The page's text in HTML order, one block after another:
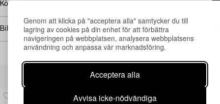
Genom att klicka på "acceptera alla" samtycker du till
lagring av cookies på din enhet för att förbättra
navigeringen på webbplatsen, analysera webbplatsens
användning och anpassa vår marknadsföring.
Acceptera alla
Avvisa icke-nödvändiga
Köpinformation
Bildrättigheter
Andra har även tittat på